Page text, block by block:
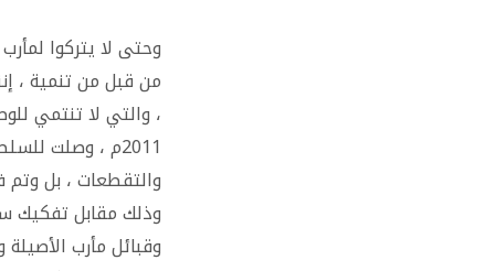
وحتى لا يتركوا
من قبل من تنمية ،
، والتي لا تنتمي
2011م ، وصلت
والتقطعات ، بل
وذلك مقابل تفكيك
وقبائل مأرب